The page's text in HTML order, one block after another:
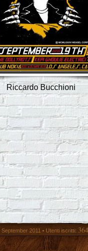
Riccardo Bucchioni
2011 • Utenti iscritti: 364